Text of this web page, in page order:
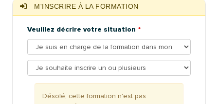
M'INSCRIRE À LA FORMATION
Veuillez décrire votre situation
Désolé, cette formation n'est pas